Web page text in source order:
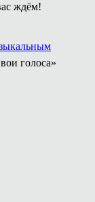
ждём!
голоса»